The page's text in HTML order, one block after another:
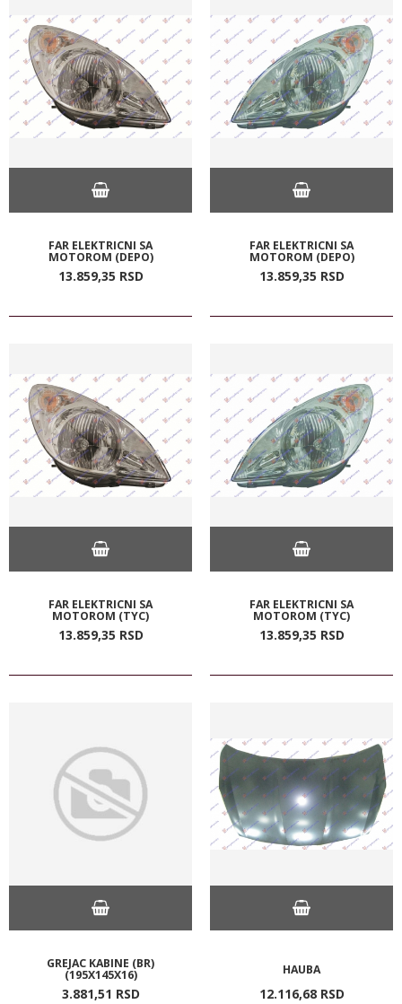
FAR ELEKTRICNI SA
MOTOROM (DEPO)
13.859,35 RSD
FAR ELEKTRICNI SA
MOTOROM (DEPO)
13.859,35 RSD
FAR ELEKTRICNI SA
MOTOROM (TYC)
13.859,35 RSD
FAR ELEKTRICNI SA
MOTOROM (TYC)
13.859,35 RSD
GREJAC KABINE (BR)
(195X145X16)
3.881,51 RSD
HAUBA
12.116,68 RSD